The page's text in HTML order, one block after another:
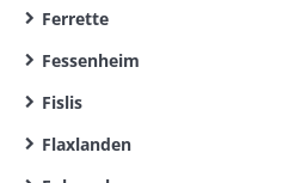
Ferrette
Fessenheim
Fislis
Flaxlanden